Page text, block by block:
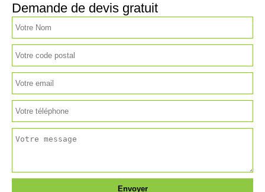
Demande de devis gratuit